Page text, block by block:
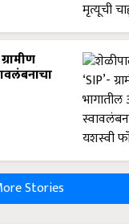
Stories